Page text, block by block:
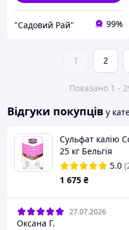
"Садовий Рай" 99%
1 2
Показано 1 -
Відгуки покупців у
Сульфат калію
25 кг Бельгія
5.0
1 675 ₴
27.07.2026
Оксана Г.